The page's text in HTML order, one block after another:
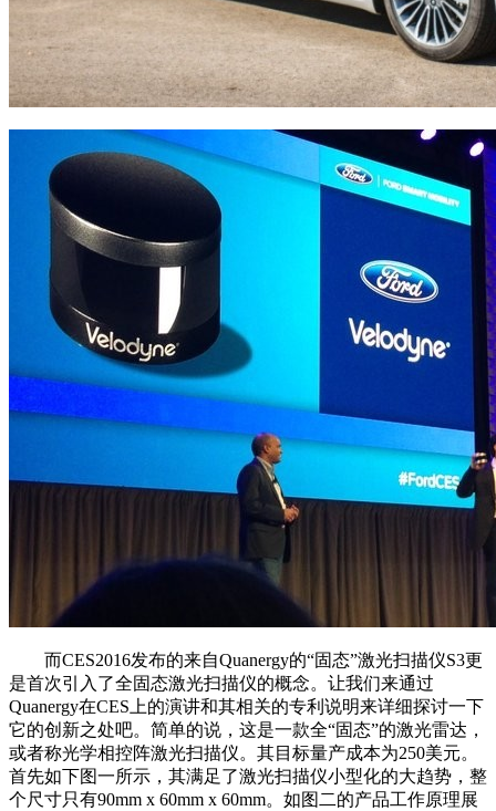
而CES2016发布的来自Quanergy的“固态”激光扫描仪S3更
是首次引入了全固态激光扫描仪的概念。让我们来通过
Quanergy在CES上的演讲和其相关的专利说明来详细探讨一下
它的创新之处吧。简单的说，这是一款全“固态”的激光雷达，
或者称光学相控阵激光扫描仪。其目标量产成本为250美元。
首先如下图一所示，其满足了激光扫描仪小型化的大趋势，整
个尺寸只有90mm x 60mm x 60mm。如图二的产品工作原理展